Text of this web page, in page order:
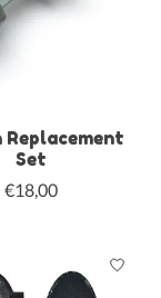
Replacement
Set
€18,00